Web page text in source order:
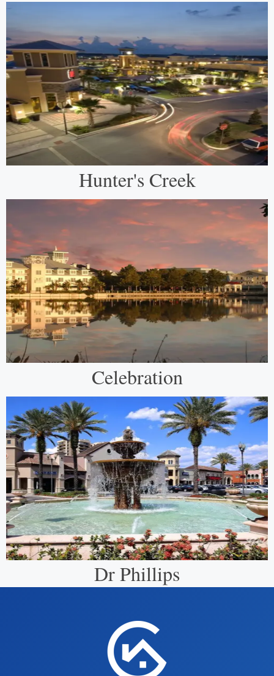
Hunter's Creek
Celebration
Dr Phillips